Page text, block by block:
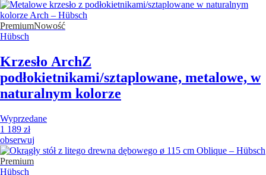
PremiumNowość
Hübsch
Krzesło ArchZ
podłokietnikami/sztaplowane, metalowe, w
naturalnym kolorze
Wyprzedane
1 189 zł
obserwuj
Premium
Hübsch